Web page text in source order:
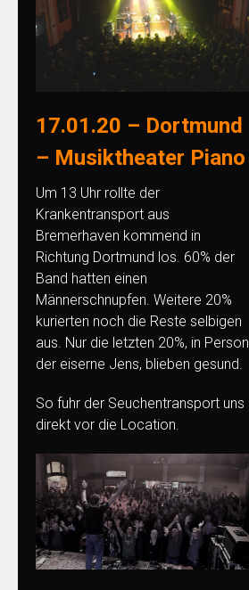
17.01.20 – Dortmund
– Musiktheater Piano
Um 13 Uhr rollte der
Krankentransport aus
Bremerhaven kommend in
Richtung Dortmund los. 60% der
Band hatten einen
Männerschnupfen. Weitere 20%
kurierten noch die Reste selbigen
aus. Nur die letzten 20%, in Person
der eiserne Jens, blieben gesund.
So fuhr der Seuchentransport uns
direkt vor die Location.